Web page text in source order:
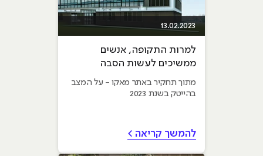
13.02.2023
למרות התקופה, אנשים
ממשיכים לעשות הסבה
למקצועות ההייטק, ובסופו של
דבר מצליחים למצוא עבודה
מתוך תחקיר באתר מאקו - על המצב
בהייטק בשנת 2023
להמשך קריאה >